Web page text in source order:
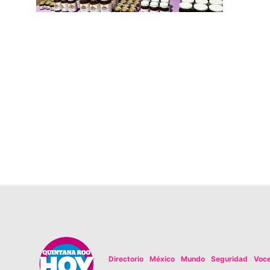
Directorio México Mundo Seguridad